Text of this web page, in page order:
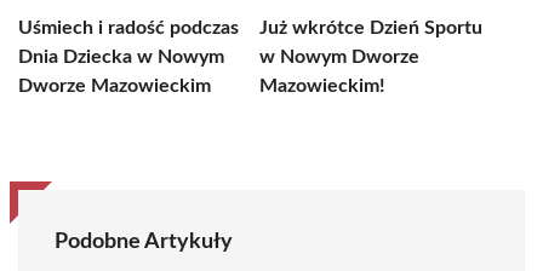
Uśmiech i radość podczas
Dnia Dziecka w Nowym
Dworze Mazowieckim
Już wkrótce Dzień Sportu
w Nowym Dworze
Mazowieckim!
Podobne Artykuły